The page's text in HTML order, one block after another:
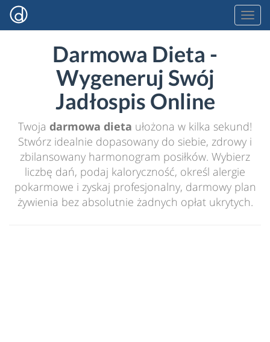
Darmowa Dieta -
Wygeneruj Swój
Jadłospis Online
Twoja darmowa dieta ułożona w kilka sekund!
Stwórz idealnie dopasowany do siebie, zdrowy i
zbilansowany harmonogram posiłków. Wybierz
liczbę dań, podaj kaloryczność, określ alergie
pokarmowe i zyskaj profesjonalny, darmowy plan
żywienia bez absolutnie żadnych opłat ukrytych.